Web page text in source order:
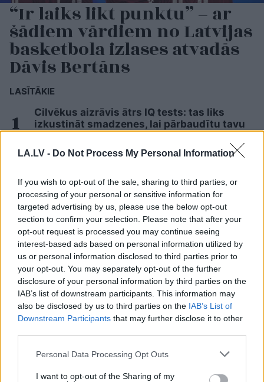
LA.LV - Do Not Process My Personal Information
If you wish to opt-out of the sale, sharing to third parties, or
processing of your personal or sensitive information for
targeted advertising by us, please use the below opt-out
section to confirm your selection. Please note that after your
opt-out request is processed you may continue seeing
interest-based ads based on personal information utilized by
us or personal information disclosed to third parties prior to
your opt-out. You may separately opt-out of the further
disclosure of your personal information by third parties on the
IAB’s list of downstream participants. This information may
also be disclosed by us to third parties on the IAB’s List of
Downstream Participants that may further disclose it to other
Please note that this website/app uses one or more Google
not limited to your visit or usage behaviour. You may click to
Personal Data Processing Opt Outs
I want to opt-out of the Sharing of my
“Ir laiks likt punktu” – ar
šādiem vārdiem no Latvijas
basketbola izlases atvadās
Dāvis Bertāns
LASĪTĀKIE
Cilvēkus aizrāvis ātrs IQ tests: tas liks
izkustināt smadzenes, lai pārbaudītu tavu
kādām sievām kļūst katrā mēnesī
dzimušās sievietes
VIDEO. Spānijas lidostā pēkšņi atskan
Raimonda Paula mūzika! Pie klavierēm –
Māris Grigalis
Neriskējiet ar savu veselību! Šos pārtikas
produktus pēc derīguma termiņa beigām
nekādā gadījumā nedrīkst lietot uzturā
kas var izjaukt ceļojumu pirms tas vispār